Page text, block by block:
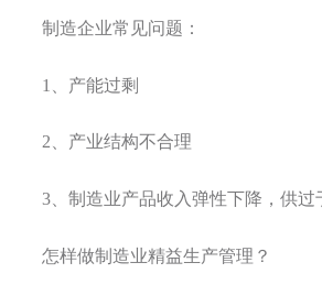
制造企业常见问题：
1、产能过剩
2、产业结构不合理
3、制造业产品收入弹性下降，供过
怎样做制造业精益生产管理？